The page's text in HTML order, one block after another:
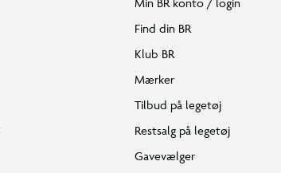
Find din BR
Klub BR
Mærker
Tilbud på legetøj
Restsalg på legetøj
Gavevælger